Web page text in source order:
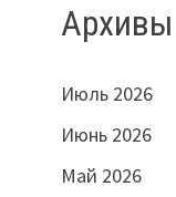
Архивы
Июль 2026
Июнь 2026
Май 2026